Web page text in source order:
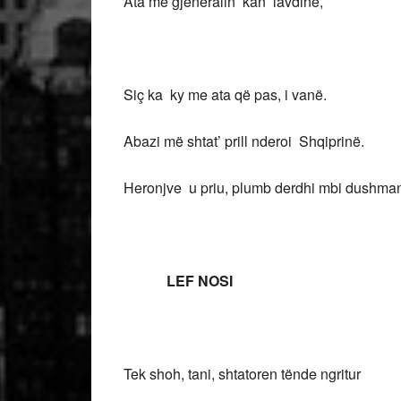
Siç ka ky me ata që pas, i vanë.
Abazi më shtat’ prill nderoi Shqiprinë.
Heronjve u priu, plumb derdhi mbi
LEF NOSI
Tek shoh, tani, shtatoren tënde ngritur